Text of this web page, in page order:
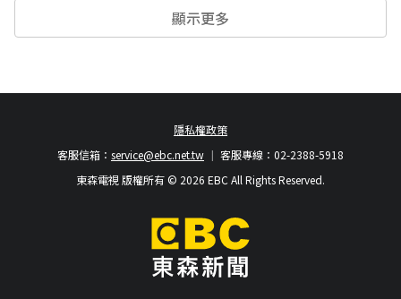
顯示更多
隱私權政策
客服專線：02-2388-5918
客服信箱： service@ebc.net.tw
東森電視 版權所有 © 2026 EBC All Rights Reserved.